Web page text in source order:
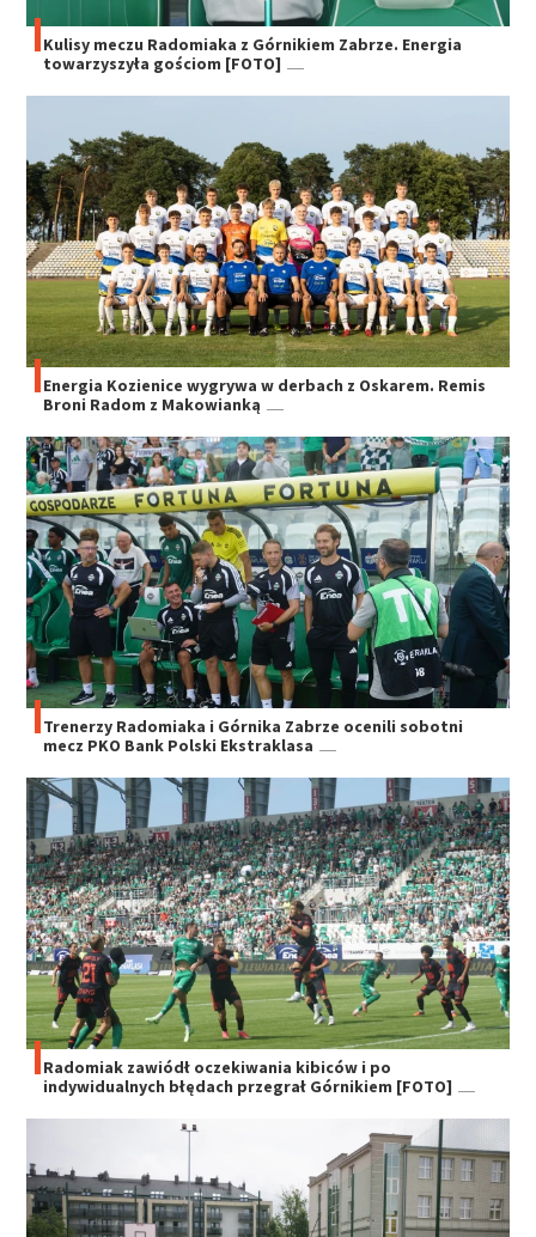
Kulisy meczu Radomiaka z Górnikiem Zabrze. Energia
towarzyszyła gościom [FOTO]
Energia Kozienice wygrywa w derbach z Oskarem. Remis
Broni Radom z Makowianką
Trenerzy Radomiaka i Górnika Zabrze ocenili sobotni
mecz PKO Bank Polski Ekstraklasa
Radomiak zawiódł oczekiwania kibiców i po
indywidualnych błędach przegrał Górnikiem [FOTO]